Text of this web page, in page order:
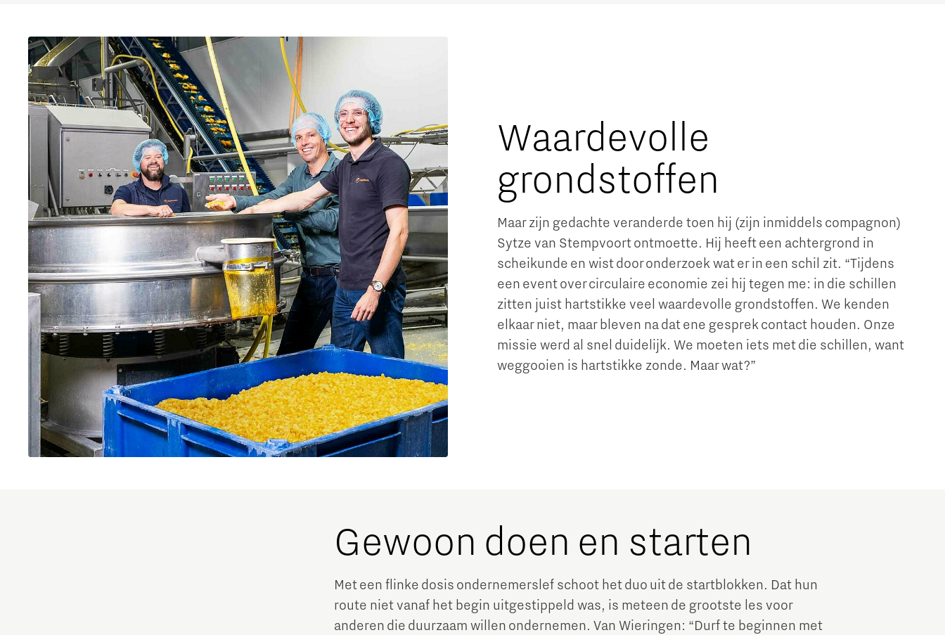
Waardevolle
grondstoffen
Maar zijn gedachte veranderde toen hij (zijn inmiddels compagnon)
Sytze van Stempvoort ontmoette. Hij heeft een achtergrond in
scheikunde en wist door onderzoek wat er in een schil zit. “Tijdens
een event over circulaire economie zei hij tegen me: in die schillen
zitten juist hartstikke veel waardevolle grondstoffen. We kenden
elkaar niet, maar bleven na dat ene gesprek contact houden. Onze
missie werd al snel duidelijk. We moeten iets met die schillen, want
weggooien is hartstikke zonde. Maar wat?”
Gewoon doen en starten
Met een flinke dosis ondernemerslef schoot het duo uit de startblokken. Dat hun
route niet vanaf het begin uitgestippeld was, is meteen de grootste les voor
anderen die duurzaam willen ondernemen. Van Wieringen: “Durf te beginnen met